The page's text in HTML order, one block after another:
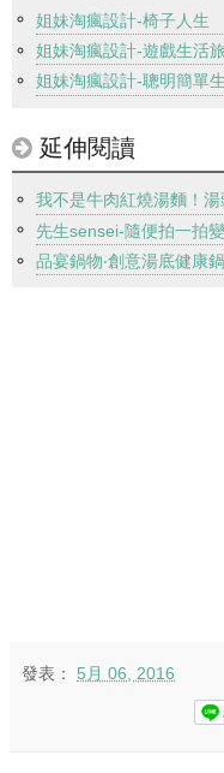
姐妹淘瘋設計-椅子人生
姐妹淘瘋設計-遊戲生活
姐妹淘瘋設計-聰明簡單
延伸閱讀
我不是牛肉紅燒湯麵！
先生sensei-隨便拍一拍
品宴鍋物‧創意湯底健康鍋
發表： 5月 06, 2016